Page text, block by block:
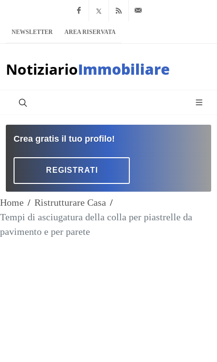
Facebook
x.com Feed RSS
NEWSLETTER AREA RISERVATA
NotiziarioImmobiliare
Crea gratis il tuo profilo!
REGISTRATI
Home / Ristrutturare Casa /
Tempi di asciugatura della colla per piastrelle da
pavimento e per parete